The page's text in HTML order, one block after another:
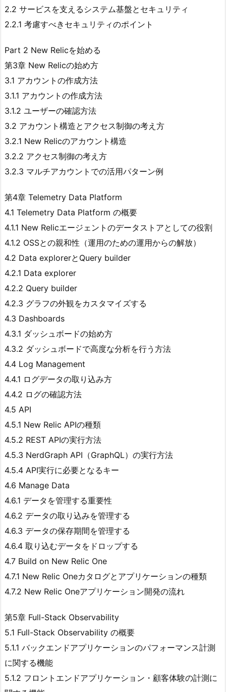
2.2 サービスを支えるシステム基盤とセキュリティ
2.2.1 考慮すべきセキュリティのポイント
Part 2 New Relicを始める
第3章 New Relicの始め方
3.1 アカウントの作成方法
3.1.1 アカウントの作成方法
3.1.2 ユーザーの確認方法
3.2 アカウント構造とアクセス制御の考え方
3.2.1 New Relicのアカウント構造
3.2.2 アクセス制御の考え方
3.2.3 マルチアカウントでの活用パターン例
第4章 Telemetry Data Platform
4.1 Telemetry Data Platform の概要
4.1.1 New Relicエージェントのデータストアとしての役割
4.1.2 OSSとの親和性（運用のための運用からの解放）
4.2 Data explorerとQuery builder
4.2.1 Data explorer
4.2.2 Query builder
4.2.3 グラフの外観をカスタマイズする
4.3 Dashboards
4.3.1 ダッシュボードの始め方
4.3.2 ダッシュボードで高度な分析を行う方法
4.4 Log Management
4.4.1 ログデータの取り込み方
4.4.2 ログの確認方法
4.5 API
4.5.1 New Relic APIの種類
4.5.2 REST APIの実行方法
4.5.3 NerdGraph API（GraphQL）の実行方法
4.5.4 API実行に必要となるキー
4.6 Manage Data
4.6.1 データを管理する重要性
4.6.2 データの取り込みを管理する
4.6.3 データの保存期間を管理する
4.6.4 取り込むデータをドロップする
4.7 Build on New Relic One
4.7.1 New Relic Oneカタログとアプリケーションの種類
4.7.2 New Relic Oneアプリケーション開発の流れ
第5章 Full-Stack Observability
5.1 Full-Stack Observability の概要
5.1.1 バックエンドアプリケーションのパフォーマンス計測
に関する機能
5.1.2 フロントエンドアプリケーション・顧客体験の計測に